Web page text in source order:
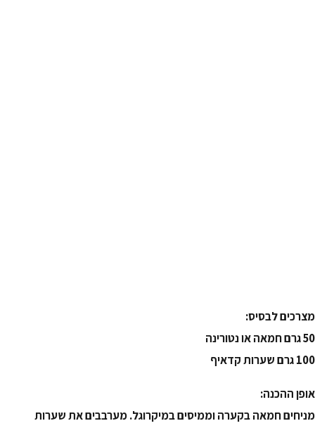
מצרכים לבסיס:
50 גרם חמאה או נטורינה
100 גרם שערות קדאיף
אופן ההכנה:
מניחים חמאה בקערה וממיסים במיקרוגל. מערבבים את שערות